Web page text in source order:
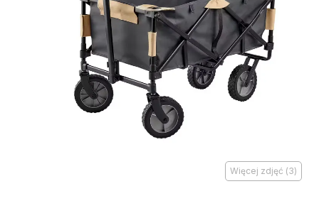
Więcej zdjęć (3)